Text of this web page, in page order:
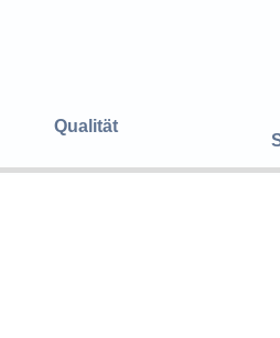
Qualität